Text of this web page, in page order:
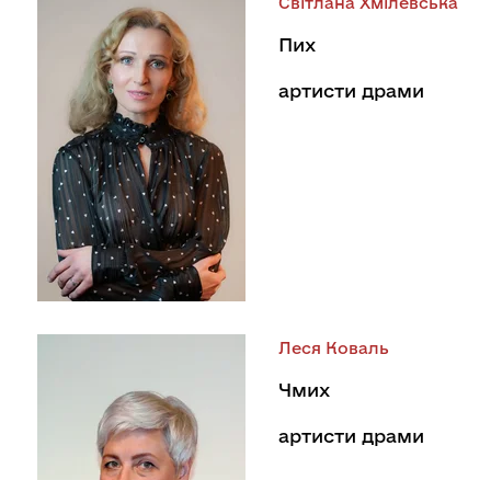
Пих
артисти драми
Леся Коваль
Чмих
артисти драми